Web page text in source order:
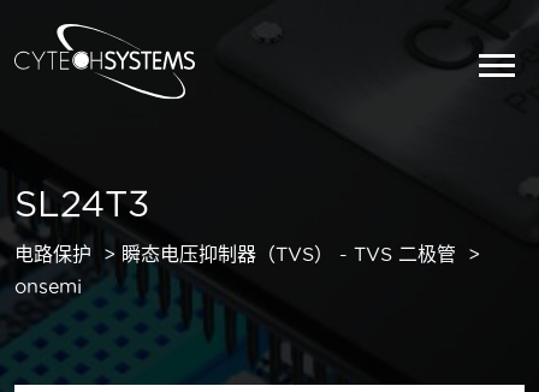
SL24T3
电路保护
瞬态电压抑制器（TVS） - TVS 二极管
onsemi